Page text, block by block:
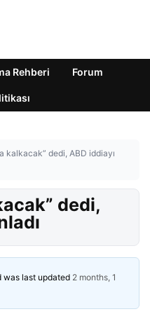
Rehberi Forum
kalkacak” dedi, ABD iddiayı
dedi,
was last updated 2 months, 1